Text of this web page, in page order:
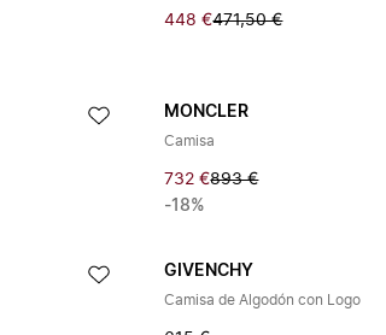
448 €471,50 €
MONCLER
Camisa
732 €893 €
-18%
GIVENCHY
Camisa de Algodón con Logo